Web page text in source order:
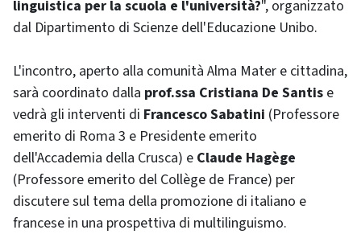
linguistica per la scuola e l'università?", organizzato
dal Dipartimento di Scienze dell'Educazione Unibo.
L'incontro, aperto alla comunità Alma Mater e cittadina,
sarà coordinato dalla prof.ssa Cristiana De Santis e
vedrà gli interventi di Francesco Sabatini (Professore
emerito di Roma 3 e Presidente emerito
dell'Accademia della Crusca) e Claude Hagège
(Professore emerito del Collège de France) per
discutere sul tema della promozione di italiano e
francese in una prospettiva di multilinguismo.